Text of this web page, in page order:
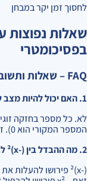
לחסוך זמן יקר במבחן
שאלות נפוצות
בפסיכומטרי
FAQ – שאלות ותשובות בנושא חזקות ושורשים
1. האם יכול להיות מצב שבו (-x)² שלילי?
המספר המקורי הוא 0). זה נכון גם אם המספר המקורי שלילי.
2. מה ההבדל בין (-x)² לבין -x²?